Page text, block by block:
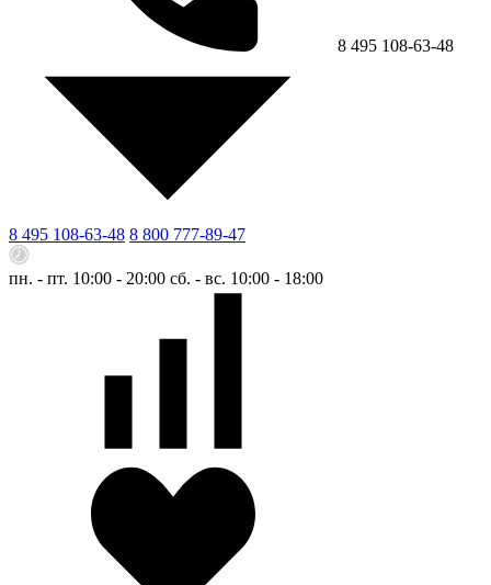
8 495 108-63-48
8 495 108-63-48 8 800 777-89-47
пн. - пт. 10:00 - 20:00 сб. - вс. 10:00 - 18:00